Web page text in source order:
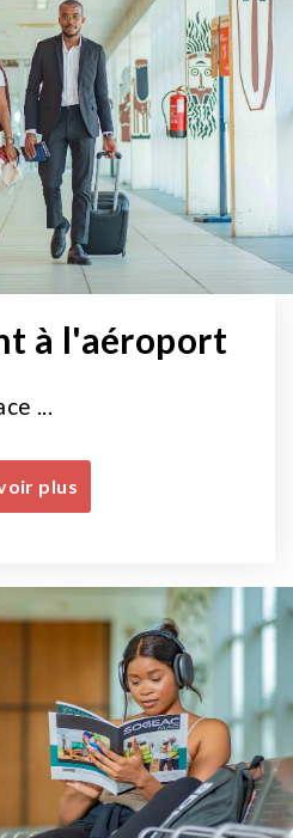
à l'aéroport
...
plus